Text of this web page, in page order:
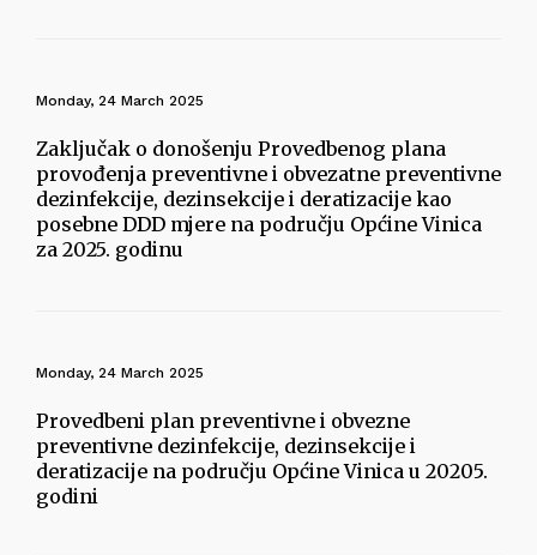
Monday, 24 March 2025
Zaključak o donošenju Provedbenog plana
provođenja preventivne i obvezatne preventivne
dezinfekcije, dezinsekcije i deratizacije kao
posebne DDD mjere na području Općine Vinica
za 2025. godinu
Monday, 24 March 2025
Provedbeni plan preventivne i obvezne
preventivne dezinfekcije, dezinsekcije i
deratizacije na području Općine Vinica u 20205.
godini